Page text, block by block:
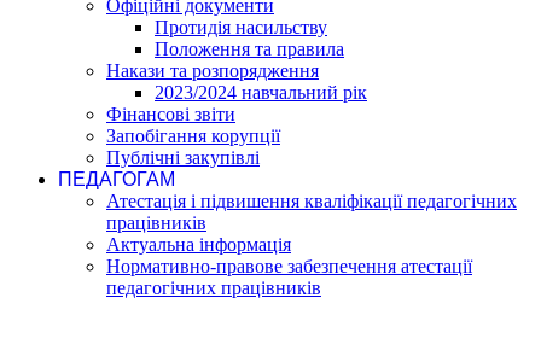
Офіційні документи
Протидія насильству
Положення та правила
Накази та розпорядження
2023/2024 навчальний рік
Фінансові звіти
Запобігання корупції
Публічні закупівлі
ПЕДАГОГАМ
Атестація і підвишення кваліфікації педагогічних
працівників
Актуальна інформація
Нормативно-правове забезпечення атестації
педагогічних працівників